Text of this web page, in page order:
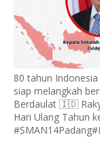
80 tahun
siap melangkah
Berdaulat 🇮🇩
Hari Ulang Tahun